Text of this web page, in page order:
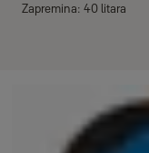
Zapremina: 40 litara